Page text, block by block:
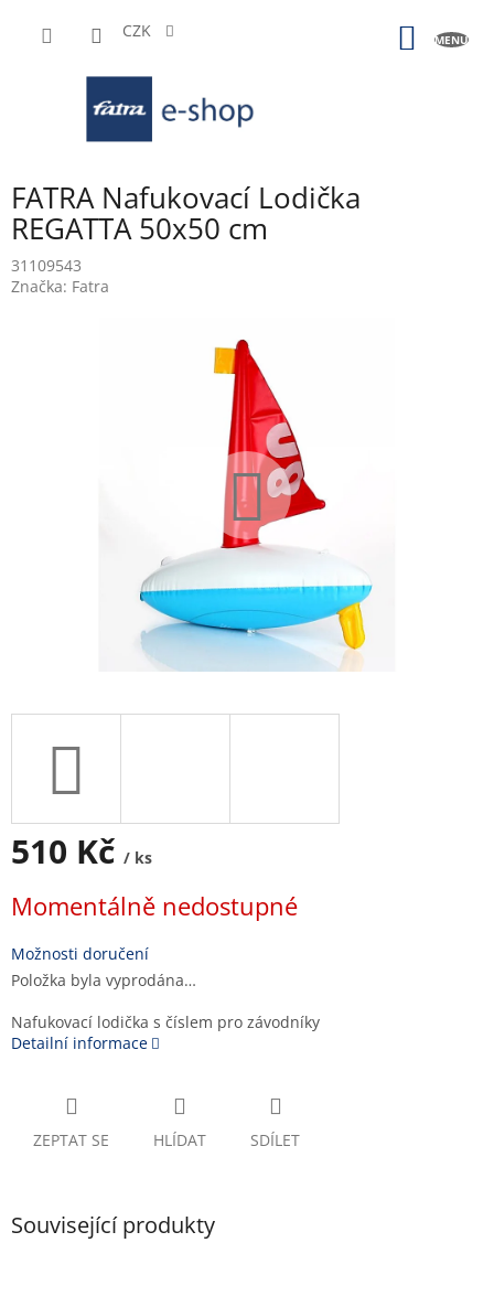
CZK
FATRA Nafukovací Lodička
REGATTA 50x50 cm
31109543
Značka: Fatra
510 Kč / ks
cena:
Momentálně nedostupné
Možnosti doručení
Položka byla vyprodána…
Nafukovací lodička s číslem pro závodníky
Detailní informace
ZEPTAT SE HLÍDAT SDÍLET
Související produkty